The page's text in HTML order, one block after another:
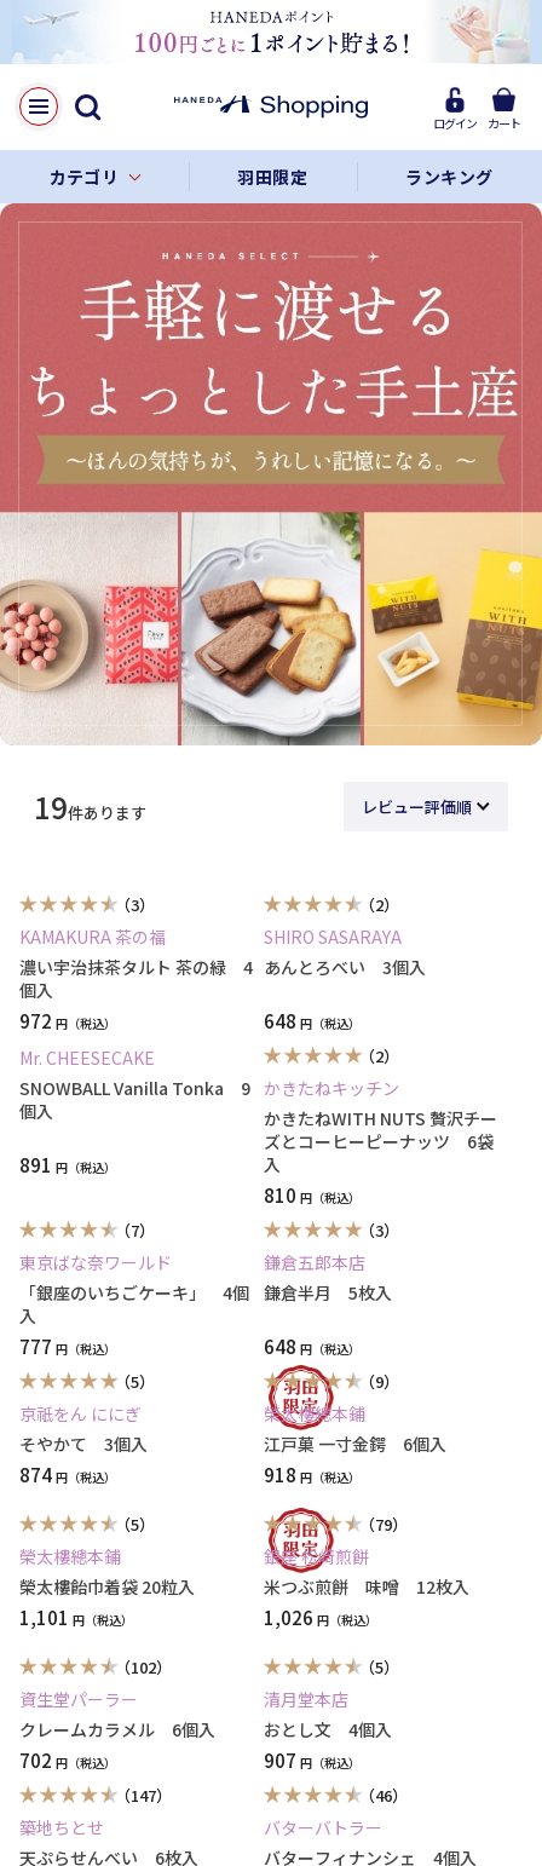
ログイン カート
カテゴリ 羽田限定 ランキング
19件あります
（3）
KAMAKURA 茶の福
濃い宇治抹茶タルト 茶の緑 4
個入
972 円
（2）
SHIRO SASARAYA
あんとろべい 3個入
648 円
Mr. CHEESECAKE
SNOWBALL Vanilla Tonka 9
個入
891 円
（2）
かきたねキッチン
かきたねWITH NUTS 贅沢チー
ズとコーヒーピーナッツ 6袋
入
810 円
（7）
東京ばな奈ワールド
「銀座のいちごケーキ」 4個
入
777 円
（3）
鎌倉五郎本店
鎌倉半月 5枚入
648 円
（5）
京祇をん ににぎ
そやかて 3個入
874円
（9）
榮太樓總本鋪
江戸菓 一寸金鍔 6個入
918 円
（5）
榮太樓總本鋪
榮太樓飴巾着袋 20粒入
1,101 円
（79）
銀座 松﨑煎餅
米つぶ煎餅 味噌 12枚入
1,026 円
（102）
資生堂パーラー
クレームカラメル 6個入
702 円
（5）
清月堂本店
おとし文 4個入
907 円
（147）
築地ちとせ
天ぷらせんべい 6枚入
（46）
バターバトラー
バターフィナンシェ 4個入